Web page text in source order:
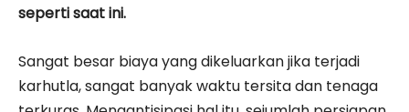
seperti saat ini.
Sangat besar biaya yang dikeluarkan jika terjadi
karhutla, sangat banyak waktu tersita dan tenaga